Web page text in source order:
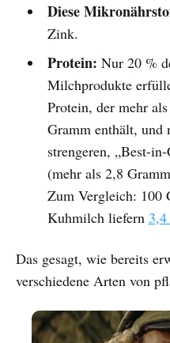
Diese
Zink.
Protein: Nur 20 %
Milchprodukte
Protein, der mehr
Gramm enthält, und
strengeren, „Best-
(mehr als 2,8
Zum Vergleich: 100
Kuhmilch liefern
Das gesagt, wie bereits
verschiedene Arten von